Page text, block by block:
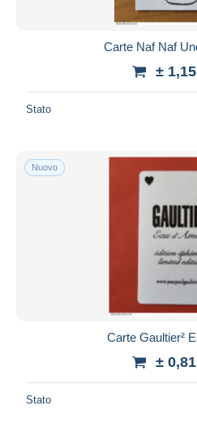
Carte Naf Naf
±
Stato
Nuovo
Carte Gaultier²
±
Stato